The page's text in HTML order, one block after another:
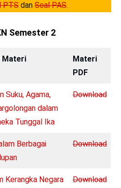
PTS dan Soal PAS.
Semester 2
Materi
Materi
PDF
Suku, Agama,
dalam
Tunggal Ika
Download
Berbagai
Download
Kerangka Negara
Download